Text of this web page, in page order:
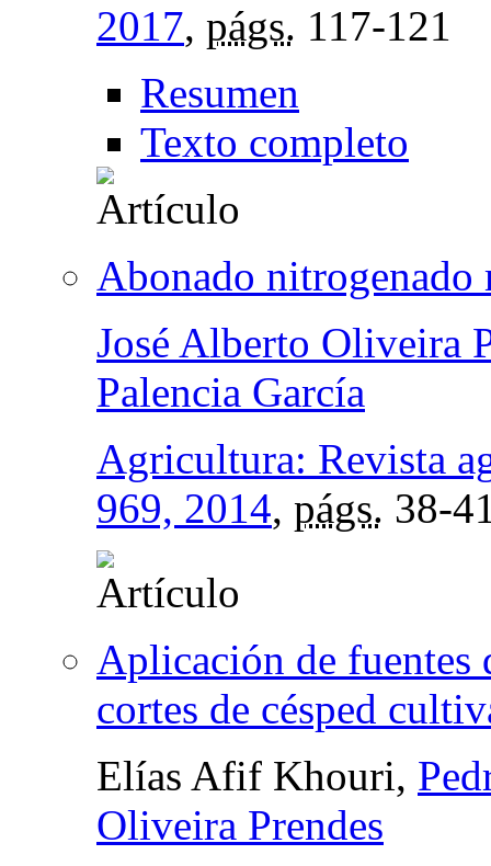
2017, págs. 117-121
Resumen
Texto completo
Abonado nitrogenado
José Alberto Oliveira
Palencia García
Agricultura: Revista
969, 2014, págs. 38-
Aplicación de fuentes
cortes de césped
Elías Afif Khouri,
Oliveira Prendes